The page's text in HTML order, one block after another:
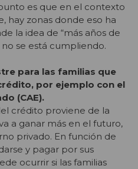
es que en el contexto
hay zonas donde eso ha
la idea de “más años de
se está cumpliendo.
para las familias que
por ejemplo con el
(CAE).
crédito proviene de la
a ganar más en el futuro,
privado. En función de
y pagar por sus
ocurrir si las familias